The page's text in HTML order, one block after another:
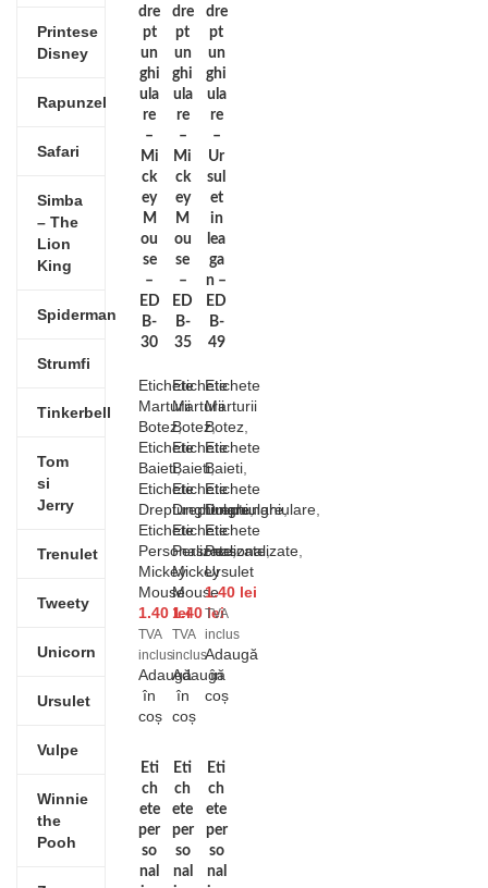
Printese
Disney
Rapunzel
Safari
Simba
– The
Lion
King
Spiderman
Strumfi
Tinkerbell
Tom
si
Jerry
Trenulet
Tweety
Unicorn
Ursulet
Vulpe
Winnie
the
Pooh
dre
pt
un
ghi
ula
re
–
Mi
ck
ey
M
ou
se
–
ED
B-
30
Etichete
Marturii
Botez,
Etichete
Baieti,
Etichete
Dreptunghiulare,
Etichete
Personalizate,
Mickey
Mouse
1.40 lei
TVA
inclus
Adaugă
în
coș
dre
pt
un
ghi
ula
re
–
Mi
ck
ey
M
ou
se
–
ED
B-
35
Etichete
Marturii
Botez,
Etichete
Baieti,
Etichete
Dreptunghiulare,
Etichete
Personalizate,
Mickey
Mouse
1.40lei
TVA
inclus
Adaugă
în
coș
dre
pt
un
ghi
ula
re
–
Ur
sul
et
in
lea
ga
n –
ED
B-
49
Etichete
Marturii
Botez
Etichete
Baieti
Etichete
Dreptunghiulare
Etichete
Personalizate
Ursulet
1.40 lei
TVA
inclus
Adaugă
în
coș
Eti
ch
ete
per
so
nal
Eti
ch
ete
per
so
nal
Eti
ch
ete
per
so
nal